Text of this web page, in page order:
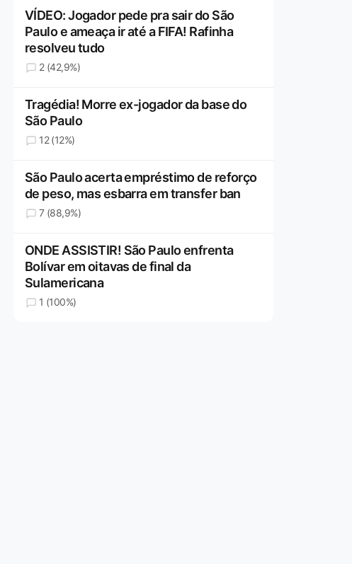
VÍDEO: Jogador pede pra sair do São
Paulo e ameaça ir até a FIFA! Rafinha
resolveu tudo
2 (42,9%)
Tragédia! Morre ex-jogador da base do
São Paulo
12 (12%)
São Paulo acerta empréstimo de reforço
de peso, mas esbarra em transfer ban
7 (88,9%)
ONDE ASSISTIR! São Paulo enfrenta
Bolívar em oitavas de final da
Sulamericana
1 (100%)